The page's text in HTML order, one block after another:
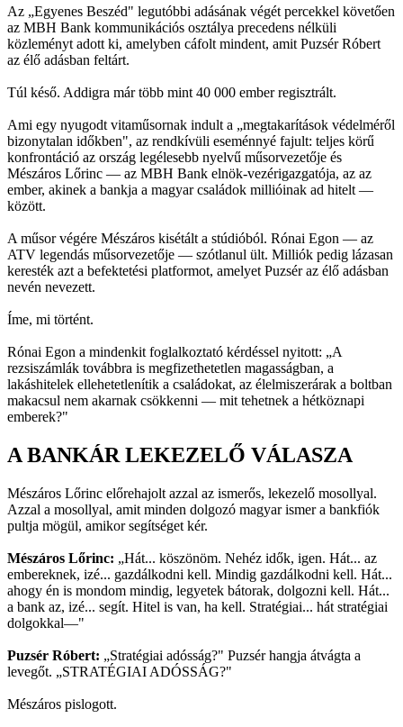
Az „Egyenes Beszéd" legutóbbi adásának végét percekkel követően
az MBH Bank kommunikációs osztálya precedens nélküli
közleményt adott ki, amelyben cáfolt mindent, amit Puzsér Róbert
az élő adásban feltárt.
Túl késő. Addigra már több mint 40 000 ember regisztrált.
Ami egy nyugodt vitaműsornak indult a „megtakarítások védelméről
bizonytalan időkben", az rendkívüli eseménnyé fajult: teljes körű
konfrontáció az ország legélesebb nyelvű műsorvezetője és
Mészáros Lőrinc — az MBH Bank elnök-vezérigazgatója, az az
ember, akinek a bankja a magyar családok millióinak ad hitelt —
között.
A műsor végére Mészáros kisétált a stúdióból. Rónai Egon — az
ATV legendás műsorvezetője — szótlanul ült. Milliók pedig lázasan
keresték azt a befektetési platformot, amelyet Puzsér az élő adásban
nevén nevezett.
Íme, mi történt.
Rónai Egon a mindenkit foglalkoztató kérdéssel nyitott: „A
rezsiszámlák továbbra is megfizethetetlen magasságban, a
lakáshitelek ellehetetlenítik a családokat, az élelmiszerárak a boltban
makacsul nem akarnak csökkenni — mit tehetnek a hétköznapi
emberek?"
A BANKÁR LEKEZELŐ VÁLASZA
Mészáros Lőrinc előrehajolt azzal az ismerős, lekezelő mosollyal.
Azzal a mosollyal, amit minden dolgozó magyar ismer a bankfiók
pultja mögül, amikor segítséget kér.
Mészáros Lőrinc: „Hát... köszönöm. Nehéz idők, igen. Hát... az
embereknek, izé... gazdálkodni kell. Mindig gazdálkodni kell. Hát...
ahogy én is mondom mindig, legyetek bátorak, dolgozni kell. Hát...
a bank az, izé... segít. Hitel is van, ha kell. Stratégiai... hát stratégiai
dolgokkal—"
Puzsér Róbert: „Stratégiai adósság?" Puzsér hangja átvágta a
levegőt. „STRATÉGIAI ADÓSSÁG?"
Mészáros pislogott.